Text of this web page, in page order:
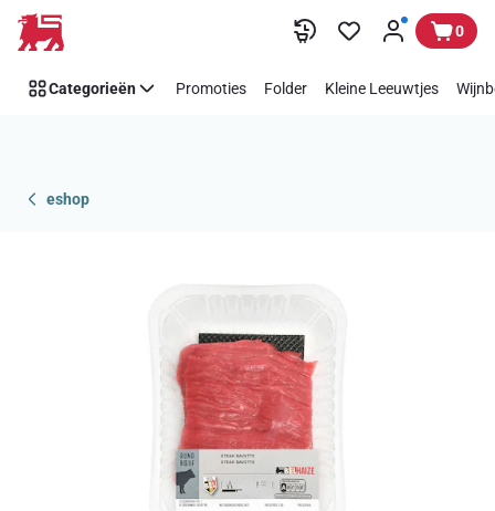
Overslaan 0
Categorieën Promoties Folder Kleine Leeuwtjes
eshop